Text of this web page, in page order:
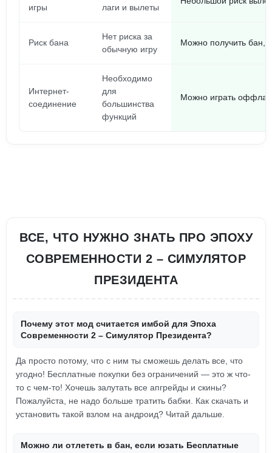
игры
лаги и вылеты
Риск бана
Нет риска за
обычную игру
Можно получить бан,
Интернет-
соединение
Необходимо
для
большинства
функций
Можно играть
ВСЕ, ЧТО НУЖНО ЗНАТЬ ПРО ЭПОХУ
СОВРЕМЕННОСТИ 2 – СИМУЛЯТОР
ПРЕЗИДЕНТА
Почему этот мод считается имбой для Эпоха
Современности 2 – Симулятор Президента?
Да просто потому, что с ним ты сможешь делать все, что
угодно! Бесплатные покупки без ограничений — это ж что-
то с чем-то! Хочешь залутать все апгрейды и скины?
Пожалуйста, не надо больше тратить бабки. Как скачать и
установить такой взлом на андроид? Читай дальше.
Можно ли отлететь в бан, если юзать Бесплатные